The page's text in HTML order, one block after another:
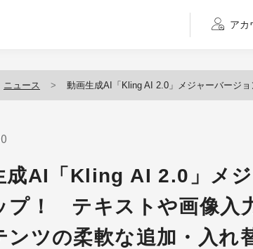
アカ
ニュース 動画生成AI「Kling AI 2.0」メジャーバージョンアップ！ テキストや画像入力に基づく動画コンテンツ
成AI「Kling AI 2.0」メ
プ！ テキストや画像入
ンツの柔軟な追加・入れ